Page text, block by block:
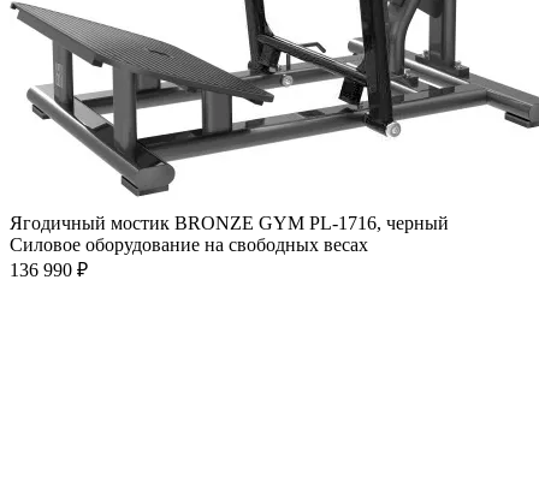
Ягодичный мостик BRONZE GYM PL-1716, черный
Силовое оборудование на свободных весах
136 990 ₽